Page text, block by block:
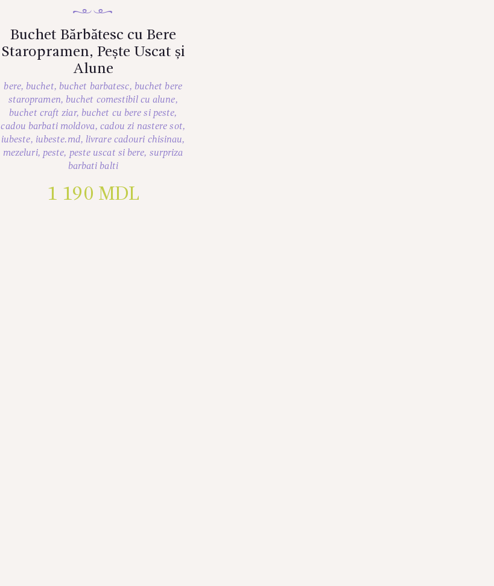
Buchet Bărbătesc cu Bere
Staropramen, Pește Uscat și
Alune
bere, buchet, buchet barbatesc, buchet bere
staropramen, buchet comestibil cu alune,
buchet craft ziar, buchet cu bere si peste,
cadou barbati moldova, cadou zi nastere sot,
iubeste, iubeste.md, livrare cadouri chisinau,
mezeluri, peste, peste uscat si bere, surpriza
barbati balti
1 190 MDL